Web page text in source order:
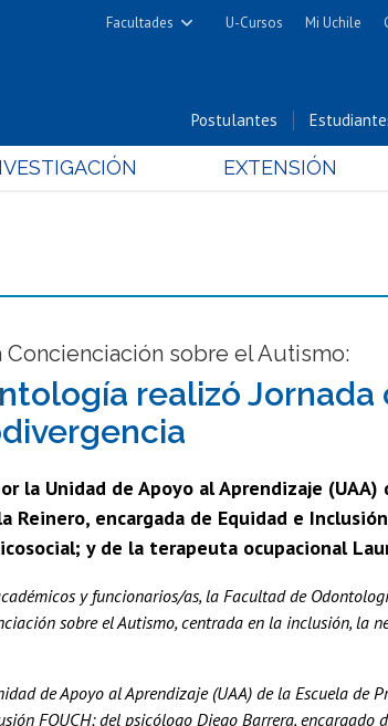
Facultades
Cs. Físicas y Matemáticas
Cs. Químicas y Farmacéuticas
Estudios Avanzados en Educación
Nutrición y Tecnología de
U-Cursos Mi Uchile
Postulantes
EXTENSIÓN
sobre el Autismo:
realizó Jornada
la Unidad de Apoyo al Aprendizaje (UAA)
Reinero, encargada de Equidad e
y de la terapeuta ocupacional
y funcionarios/as, la Facultad de
sobre el Autismo, centrada en la inclusión, la
de Apoyo al Aprendizaje (UAA) de la Escuela de
FOUCH; del psicólogo Diego Barrera,